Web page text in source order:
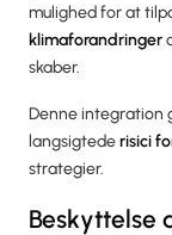
mulighed for at
klimaforandringer
skaber.
Denne integration
langsigtederisici
strategier.
Beskyttelse